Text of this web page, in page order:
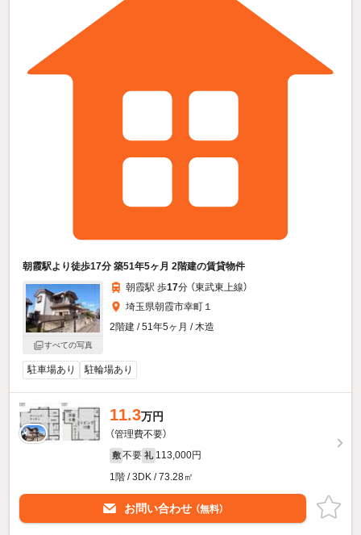
朝霞駅より徒歩17分 築51年5ヶ月 2階建の賃貸物件
すべての写真
朝霞駅 歩17分 （東武東上線）
埼玉県朝霞市幸町１
2階建 / 51年5ヶ月 / 木造
駐車場あり 駐輪場あり
11.3万円
（管理費不要）
敷 不要 礼 113,000円
1階 / 3DK / 73.28㎡
お問い合わせ （無料）